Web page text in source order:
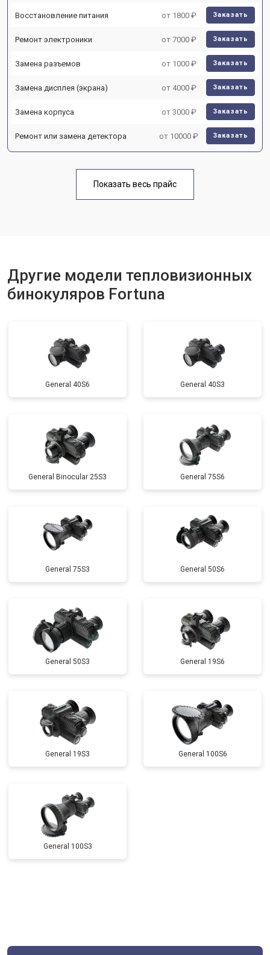
Восстановление питания от 1800 ₽ Заказать
Ремонт электроники от 7000 ₽ Заказать
Замена разъемов от 1000 ₽ Заказать
Замена дисплея (экрана) от 4000 ₽ Заказать
Замена корпуса от 3000 ₽ Заказать
Ремонт или замена детектора от 10000 ₽ Заказать
Показать весь прайс
Другие модели тепловизионных
бинокуляров Fortuna
General 40S6 General 40S3
General Binocular 25S3 General 75S6
General 75S3 General 50S6
General 50S3 General 19S6
General 19S3 General 100S6
General 100S3